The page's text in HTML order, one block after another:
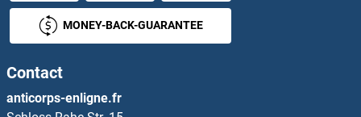
HOXB13 Anticorps
HOXB2 Anticorps
MONEY-BACK-GUARANTEE
Contact
anticorps-enligne.fr